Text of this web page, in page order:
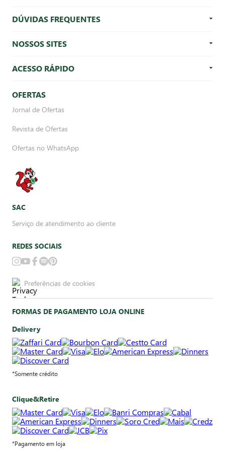
DÚVIDAS FREQUENTES
NOSSOS SITES
ACESSO RÁPIDO
OFERTAS
Jornal de Ofertas
Revista de Ofertas
Ofertas no WhatsApp
SAC
Serviço de atendimento ao cliente
REDES SOCIAIS
Preferências de cookies
FORMAS DE PAGAMENTO LOJA ONLINE
Delivery
*Somente crédito
Clique&Retire
*Pagamento em loja